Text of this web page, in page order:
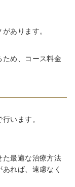
あります。
め、コース料金
います。
た最適な治療方法
れば、遠慮なく